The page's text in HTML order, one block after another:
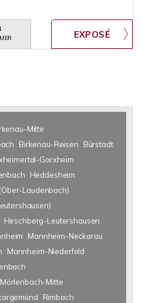
Mitte
Birkenau-Reisen
Bürstadt
Gorxheim
Heddesheim
Laudenbach)
Hirschberg-Leutershausen
Mannheim-Neckarau
Mannheim-Niederfeld
Mörlenbach-Mitte
Rimbach